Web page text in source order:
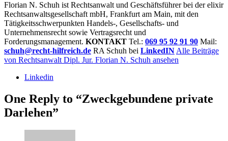
Florian N. Schuh ist Rechtsanwalt und Geschäftsführer bei der elixir
Rechtsanwaltsgesellschaft mbH, Frankfurt am Main, mit den
Tätigkeitsschwerpunkten Handels-, Gesellschafts- und
Unternehmensrecht sowie Vertragsrecht und
Forderungsmanagement. KONTAKT Tel.: 069 95 92 91 90 Mail:
schuh@recht-hilfreich.de RA Schuh bei LinkedIN Alle Beiträge
von Rechtsanwalt Dipl. Jur. Florian N. Schuh ansehen
Linkedin
One Reply to “Zweckgebundene private
Darlehen”